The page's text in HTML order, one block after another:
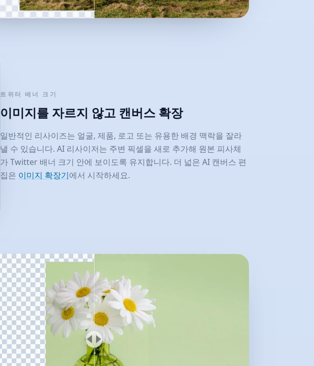
트위터 배너 크기
이미지를 자르지 않고 캔버스 확장
일반적인 리사이즈는 얼굴, 제품, 로고 또는 유용한 배경 맥락을 잘라
낼 수 있습니다. AI 리사이저는 주변 픽셀을 새로 추가해 원본 피사체
가 Twitter 배너 크기 안에 보이도록 유지합니다. 더 넓은 AI 캔버스 편
집은 이미지 확장기에서 시작하세요.